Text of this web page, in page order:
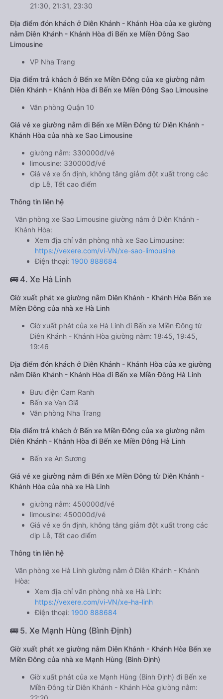
21:30, 21:31, 23:30
Địa điểm đón khách ở Diên Khánh - Khánh Hòa của xe giường
nằm Diên Khánh - Khánh Hòa đi Bến xe Miền Đông Sao
Limousine
VP Nha Trang
Địa điểm trả khách ở Bến xe Miền Đông của xe giường nằm
Diên Khánh - Khánh Hòa đi Bến xe Miền Đông Sao Limousine
Văn phòng Quận 10
Giá vé xe giường nằm đi Bến xe Miền Đông từ Diên Khánh -
Khánh Hòa của nhà xe Sao Limousine
giường nằm: 330000đ/vé
limousine: 330000đ/vé
Giá vé xe ổn định, không tăng giảm đột xuất trong các
dịp Lễ, Tết cao điểm
Thông tin liên hệ
Văn phòng xe Sao Limousine giường nằm ở Diên Khánh -
Khánh Hòa:
Xem địa chỉ văn phòng nhà xe Sao Limousine:
https://vexere.com/vi-VN/xe-sao-limousine
Điện thoại: 1900 888684
🚌 4. Xe Hà Linh
Giờ xuất phát xe giường nằm Diên Khánh - Khánh Hòa Bến xe
Miền Đông của nhà xe Hà Linh
Giờ xuất phát của xe Hà Linh đi Bến xe Miền Đông từ
Diên Khánh - Khánh Hòa giường nằm: 18:45, 19:45,
19:46
Địa điểm đón khách ở Diên Khánh - Khánh Hòa của xe giường
nằm Diên Khánh - Khánh Hòa đi Bến xe Miền Đông Hà Linh
Bưu điện Cam Ranh
Bến xe Vạn Giã
Văn phòng Nha Trang
Địa điểm trả khách ở Bến xe Miền Đông của xe giường nằm
Diên Khánh - Khánh Hòa đi Bến xe Miền Đông Hà Linh
Bến xe An Sương
Giá vé xe giường nằm đi Bến xe Miền Đông từ Diên Khánh -
Khánh Hòa của nhà xe Hà Linh
giường nằm: 450000đ/vé
limousine: 450000đ/vé
Giá vé xe ổn định, không tăng giảm đột xuất trong các
dịp Lễ, Tết cao điểm
Thông tin liên hệ
Văn phòng xe Hà Linh giường nằm ở Diên Khánh - Khánh
Hòa:
Xem địa chỉ văn phòng nhà xe Hà Linh:
https://vexere.com/vi-VN/xe-ha-linh
Điện thoại: 1900 888684
🚌 5. Xe Mạnh Hùng (Bình Định)
Giờ xuất phát xe giường nằm Diên Khánh - Khánh Hòa Bến xe
Miền Đông của nhà xe Mạnh Hùng (Bình Định)
Giờ xuất phát của xe Mạnh Hùng (Bình Định) đi Bến xe
Miền Đông từ Diên Khánh - Khánh Hòa giường nằm: